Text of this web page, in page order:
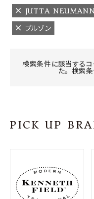
BRAND
CATEGORY
プライバシーポリシー
特定商取引法について
お問い合わせ
JUTTA NEUMANN
ブルゾン
検索条件に該当するコ
た。 検索
PICK UP